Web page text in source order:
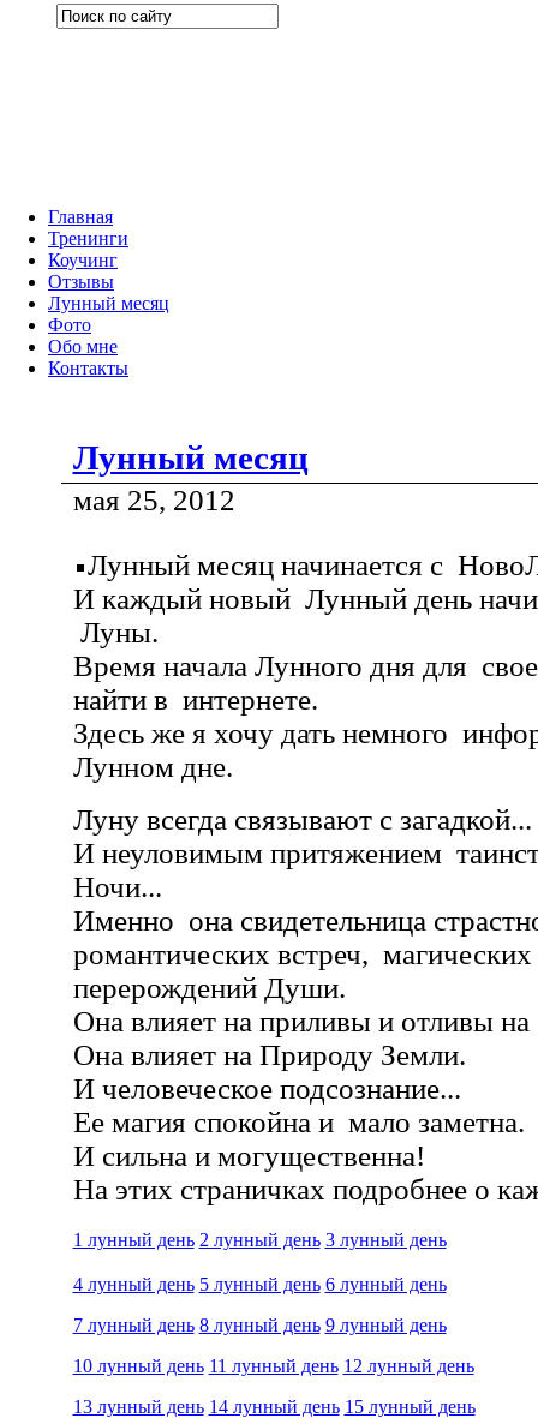
Главная
Тренинги
Коучинг
Отзывы
Лунный месяц
Фото
Обо мне
Контакты
Лунный месяц
мая 25, 2012
Лунный месяц начинается с
И каждый новый Лунный день
Луны.
Время начала Лунного дня для
найти в интернете.
Здесь же я хочу дать немного
Лунном дне.
Луну всегда связывают с загадкой...
И неуловимым притяжением
Ночи...
Именно она свидетельница
романтических встреч,
перерождений Души.
Она влияет на приливы и отливы на
Она влияет на Природу Земли.
И человеческое подсознание...
Ее магия спокойна и мало заметна.
И сильна и могущественна!
На этих страничках подробнее о
1 лунный день 2 лунный день 3 лунный день
4 лунный день 5 лунный день 6 лунный день
7 лунный день 8 лунный день 9 лунный день
10 лунный день 11 лунный день 12 лунный день
13 лунный день 14 лунный день 15 лунный день